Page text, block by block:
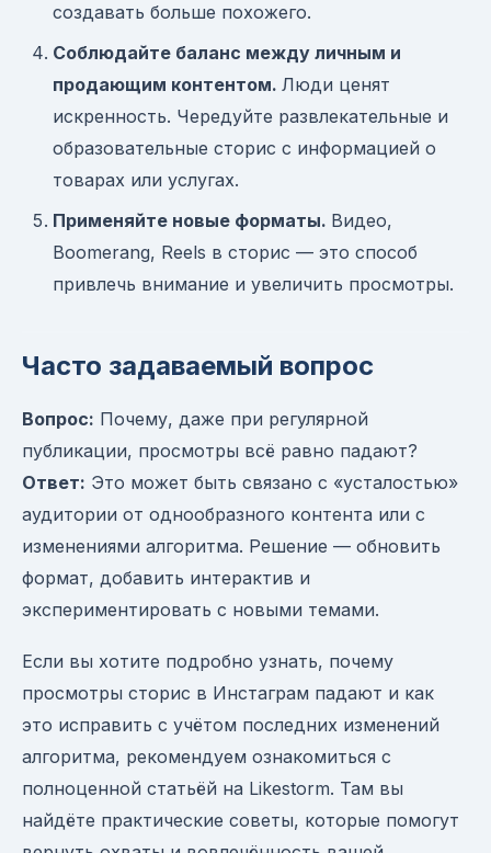
создавать больше похожего.
Соблюдайте баланс между личным и
продающим контентом. Люди ценят
искренность. Чередуйте развлекательные и
образовательные сторис с информацией о
товарах или услугах.
Применяйте новые форматы. Видео,
Boomerang, Reels в сторис — это способ
привлечь внимание и увеличить просмотры.
Часто задаваемый вопрос
Вопрос: Почему, даже при регулярной
публикации, просмотры всё равно падают?
Ответ: Это может быть связано с «усталостью»
аудитории от однообразного контента или с
изменениями алгоритма. Решение — обновить
формат, добавить интерактив и
экспериментировать с новыми темами.
Если вы хотите подробно узнать, почему
просмотры сторис в Инстаграм падают и как
это исправить с учётом последних изменений
алгоритма, рекомендуем ознакомиться с
полноценной статьёй на Likestorm. Там вы
найдёте практические советы, которые помогут